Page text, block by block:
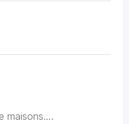
maisons….